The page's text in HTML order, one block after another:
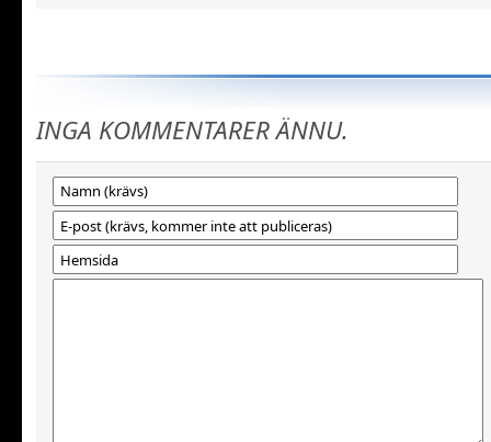
INGA KOMMENTARER ÄNNU.